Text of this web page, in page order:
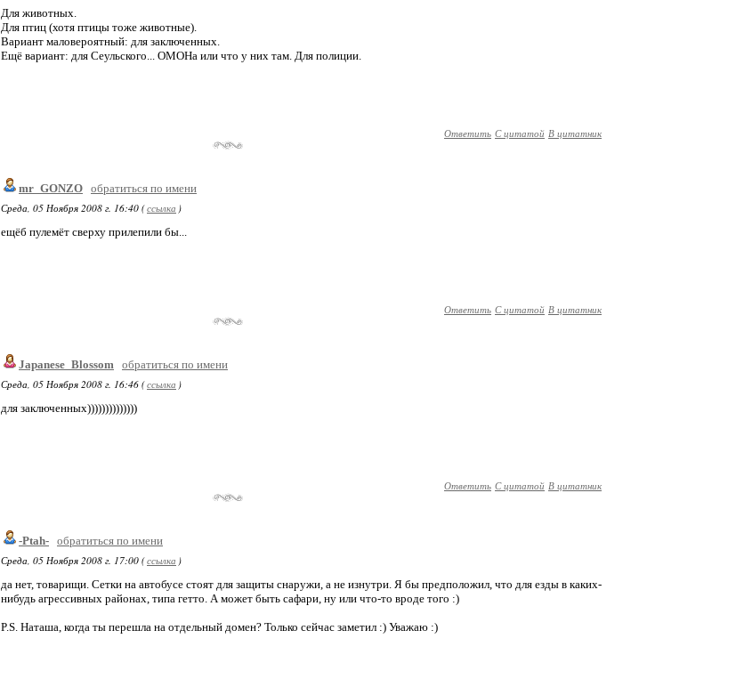
Для животных.
Для птиц (хотя птицы тоже животные).
Вариант маловероятный: для заключенных.
Ещё вариант: для Сеульского... ОМОНа или что у них там. Для полиции.
Ответить С цитатой В цитатник
mr_GONZO обратиться по имени
Среда, 05 Ноября 2008 г. 16:40 (ссылка )
ещёб пулемёт сверху прилепили бы...
Ответить С цитатой В цитатник
Japanese_Blossom обратиться по имени
Среда, 05 Ноября 2008 г. 16:46 (ссылка )
для заключенных))))))))))))))
Ответить С цитатой В цитатник
-Ptah- обратиться по имени
Среда, 05 Ноября 2008 г. 17:00 (ссылка )
да нет, товарищи. Сетки на автобусе стоят для защиты снаружи, а не изнутри. Я бы предположил, что для езды в каких-
нибудь агрессивных районах, типа гетто. А может быть сафари, ну или что-то вроде того :)
P.S. Наташа, когда ты перешла на отдельный домен? Только сейчас заметил :) Уважаю :)